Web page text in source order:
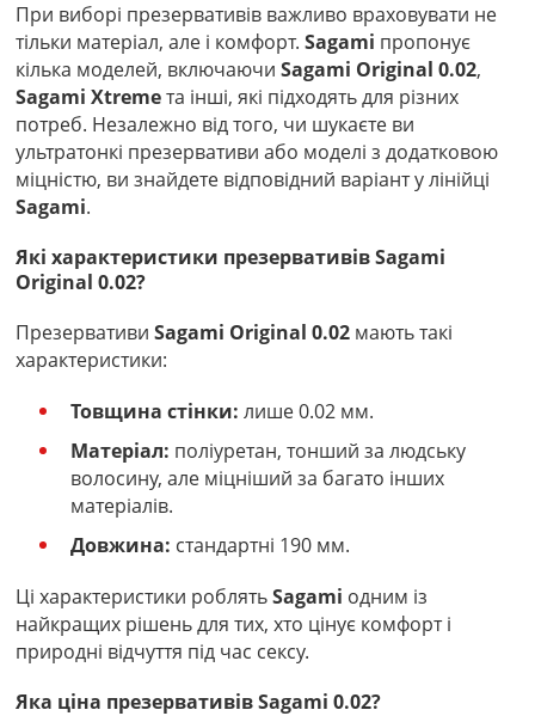
При виборі презервативів важливо враховувати не
тільки матеріал, але і комфорт. Sagami пропонує
кілька моделей, включаючи Sagami Original 0.02,
Sagami Xtremeта інші, які підходять для різних
потреб. Незалежно від того, чи шукаєте ви
ультратонкі презервативи або моделі з додатковою
міцністю, ви знайдете відповідний варіант у лінійці
Sagami.
Які характеристики презервативів Sagami
Original 0.02?
Презервативи Sagami Original 0.02 мають такі
характеристики:
Товщина стінки: лише 0.02 мм.
Матеріал: поліуретан, тонший за людську
волосину, але міцніший за багато інших
матеріалів.
Довжина: стандартні 190 мм.
Ці характеристики роблятьSagami одним із
найкращих рішень для тих, хто цінує комфорт і
природні відчуття під час сексу.
Яка ціна презервативів Sagami 0.02?